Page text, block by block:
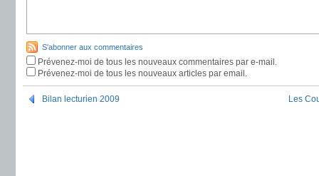
S'abonner aux commentaires
Prévenez-moi de tous les nouveaux commentaires par e-mail.
Prévenez-moi de tous les nouveaux articles par email.
Bilan lecturien 2009 Les